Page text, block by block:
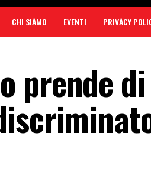
CHI SIAMO EVENTI PRIVACY
prende